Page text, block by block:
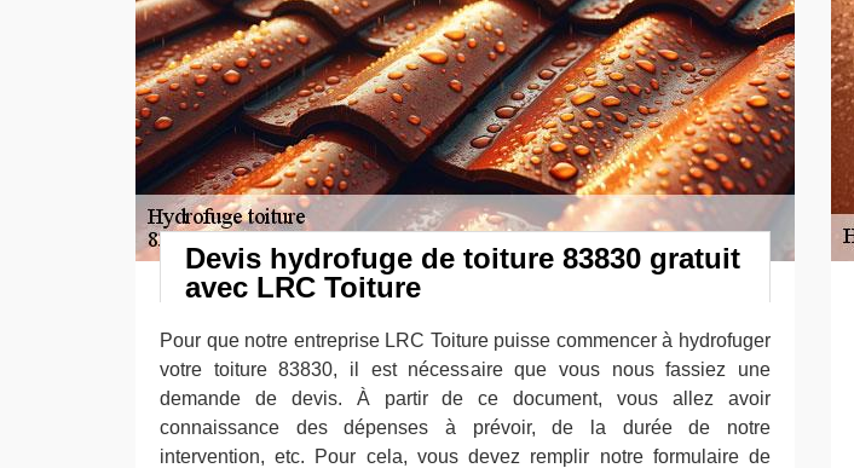
Devis hydrofuge de toiture 83830 gratuit
avec LRC Toiture
Pour que notre entreprise LRC Toiture puisse commencer à hydrofuger
votre toiture 83830, il est nécessaire que vous nous fassiez une
demande de devis. À partir de ce document, vous allez avoir
connaissance des dépenses à prévoir, de la durée de notre
intervention, etc. Pour cela, vous devez remplir notre formulaire de